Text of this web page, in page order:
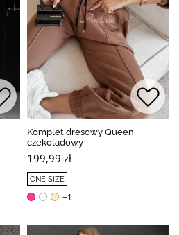
Komplet dresowy Queen
czekoladowy
199,99 zł
ONE SIZE
+1